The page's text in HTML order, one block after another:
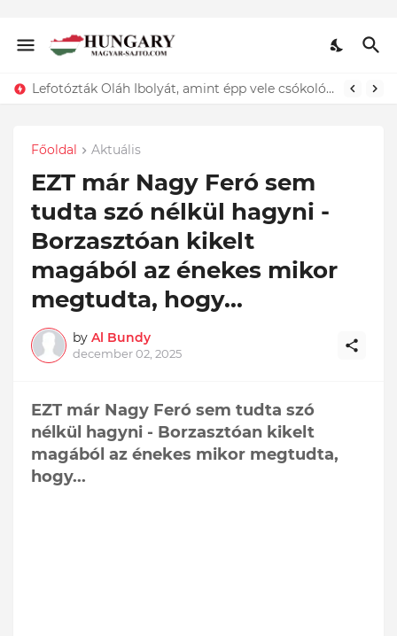
Lefotózták Oláh Ibolyát, amint épp vele csókolózik - EZT nem hiszed el, kinek a karjában kötött ki...ÍME
Főoldal Aktuális
EZT már Nagy Feró sem
tudta szó nélkül hagyni -
Borzasztóan kikelt
magából az énekes mikor
megtudta, hogy...
by Al Bundy
december 02, 2025
EZT már Nagy Feró sem tudta szó
nélkül hagyni - Borzasztóan kikelt
magából az énekes mikor megtudta,
hogy...